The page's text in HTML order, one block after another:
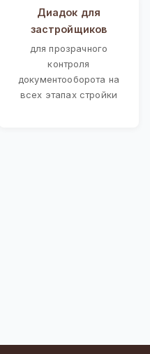
Диадок для
застройщиков
для прозрачного
контроля
документооборота на
всех этапах стройки